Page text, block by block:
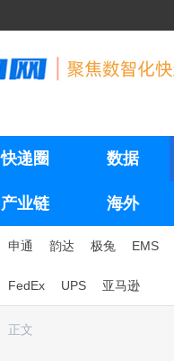
快递圈 数据
产业链 海外
申通 韵达 极兔 EMS
FedEx UPS 亚马逊
正文